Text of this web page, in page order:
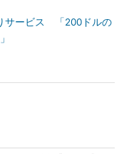
サービス 「200ドルの